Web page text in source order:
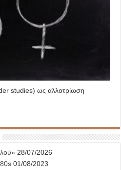
studies) ως αλλοτρίωση
28/07/2026
01/08/2023